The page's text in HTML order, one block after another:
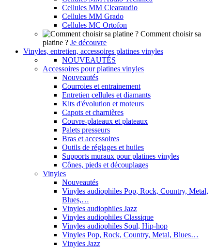
Cellules MM Clearaudio
Cellules MM Grado
Cellules MC Ortofon
Comment choisir sa
platine ? Je découvre
Vinyles, entretien, accessoires platines vinyles
NOUVEAUTÉS
Accessoires pour platines vinyles
Nouveautés
Courroies et entrainement
Entretien cellules et diamants
Kits d'évolution et moteurs
Capots et charnières
Couvre-plateaux et plateaux
Palets presseurs
Bras et accessoires
Outils de réglages et huiles
Supports muraux pour platines vinyles
Cônes, pieds et découplages
Vinyles
Nouveautés
Vinyles audiophiles Pop, Rock, Country, Metal,
Blues,…
Vinyles audiophiles Jazz
Vinyles audiophiles Classique
Vinyles audiophiles Soul, Hip-hop
Vinyles Pop, Rock, Country, Metal, Blues…
Vinyles Jazz